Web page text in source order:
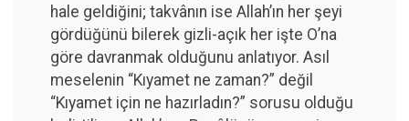
hale geldiğini; takvânın ise Allah’ın her şeyi
gördüğünü bilerek gizli-açık her işte O’na
göre davranmak olduğunu anlatıyor. Asıl
meselenin “Kıyamet ne zaman?” değil
“Kıyamet için ne hazırladın?” sorusu olduğu